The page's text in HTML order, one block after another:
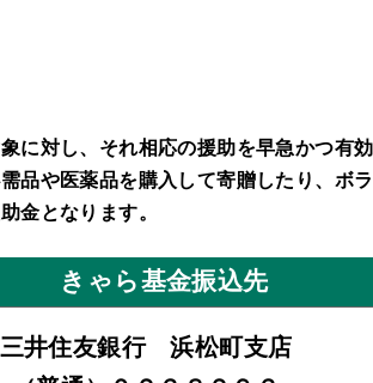
に対し、それ相応の援助を早急かつ有
品や医薬品を購入して寄贈したり、ボ
金となります。
きゃら基金振込先
三井住友銀行 浜松町支店